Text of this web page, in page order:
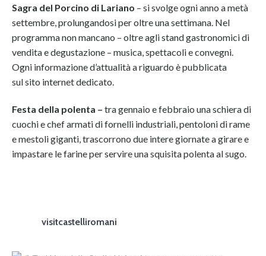
Sagra del Porcino di Lariano – si svolge ogni anno a metà
settembre, prolungandosi per oltre una settimana. Nel
programma non mancano – oltre agli stand gastronomici di
vendita e degustazione – musica, spettacoli e convegni.
Ogni informazione d’attualità a riguardo è pubblicata
sul sito internet dedicato.
Festa della polenta – tra gennaio e febbraio una schiera di
cuochi e chef armati di fornelli industriali, pentoloni di rame
e mestoli giganti, trascorrono due intere giornate a girare e
impastare le farine per servire una squisita polenta al sugo.
visitcastelliromani